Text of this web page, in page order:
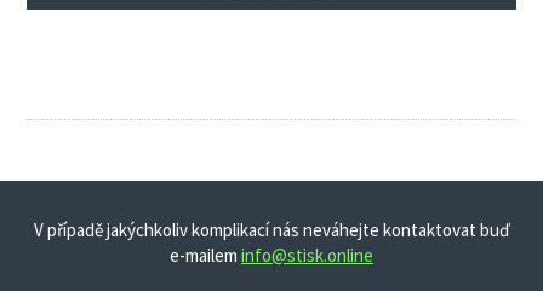
V případě jakýchkoliv komplikací nás neváhejte kontaktovat buď
e-mailem info@stisk.online